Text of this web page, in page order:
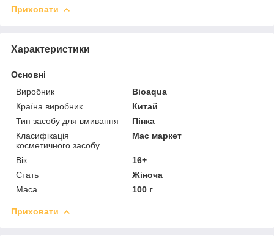
Приховати
Характеристики
Основні
Виробник
Bioaqua
Країна виробник
Китай
Тип засобу для вмивання
Пінка
Класифікація
косметичного засобу
Мас маркет
Вік
16+
Стать
Жіноча
Маса
100 г
Приховати